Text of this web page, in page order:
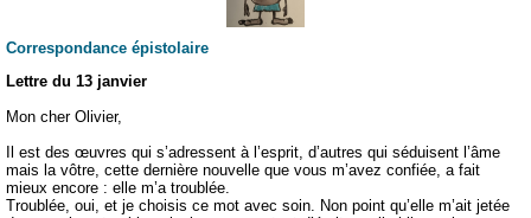
Correspondance épistolaire
Lettre du 13 janvier
Mon cher Olivier,
Il est des œuvres qui s’adressent à l’esprit, d’autres qui séduisent l’âme
mais la vôtre, cette dernière nouvelle que vous m’avez confiée, a fait
mieux encore : elle m’a troublée.
Troublée, oui, et je choisis ce mot avec soin. Non point qu’elle m’ait jetée